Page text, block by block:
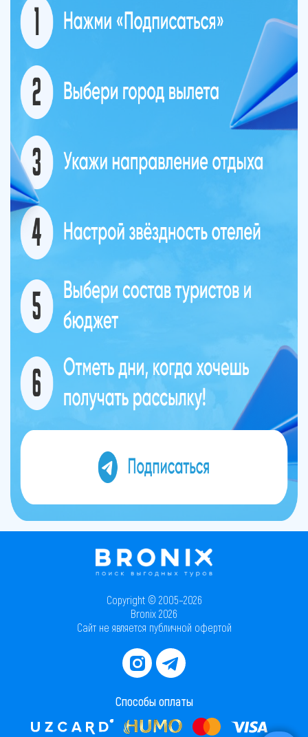
Copyright © 2005–2026
Bronix 2026
Сайт не является публичной офертой
Способы оплаты